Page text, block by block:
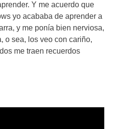
Y me acuerdo que
yo acababa de aprender a
y me ponía bien nerviosa,
o sea, los veo con cariño,
me traen recuerdos